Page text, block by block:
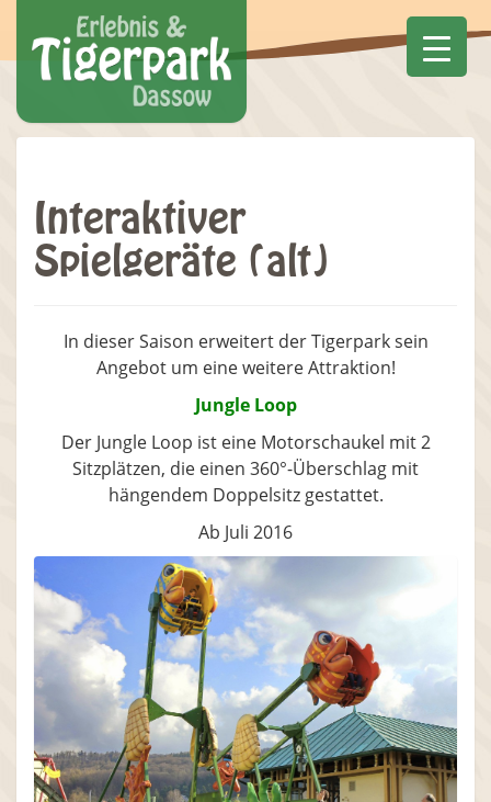
Interaktiver
Spielgeräte (alt)
In dieser Saison erweitert der Tigerpark sein
Angebot um eine weitere Attraktion!
Jungle Loop
Der Jungle Loop ist eine Motorschaukel mit 2
Sitzplätzen, die einen 360°-Überschlag mit
hängendem Doppelsitz gestattet.
Ab Juli 2016